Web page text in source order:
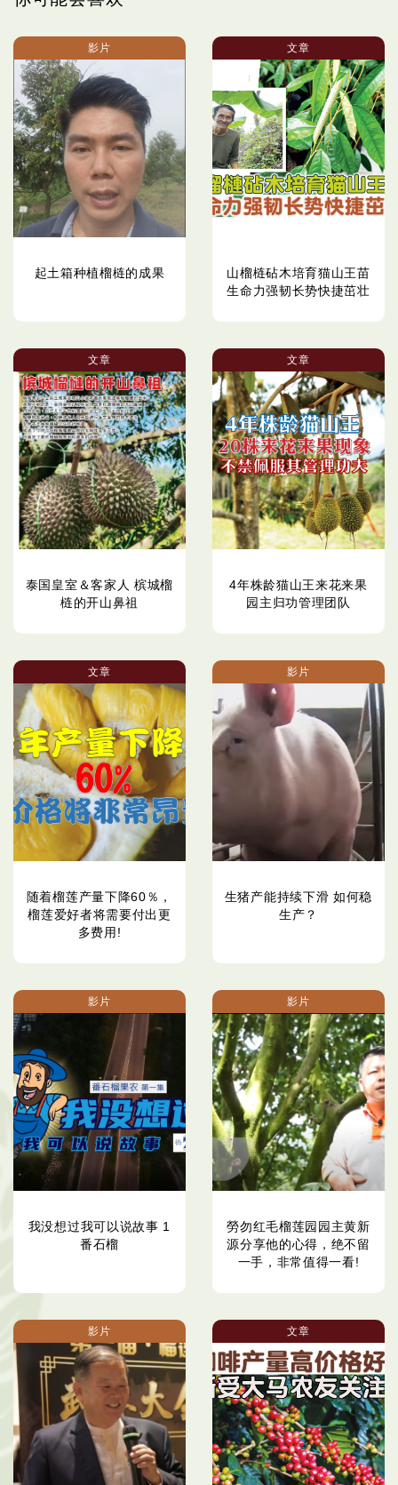
影片
起土箱种植榴梿的成果
文章
山榴梿砧木培育猫山王苗
生命力强韧长势快捷茁壮
文章
泰国皇室＆客家人 槟城榴
梿的开山鼻祖
文章
4年株龄猫山王来花来果
园主归功管理团队
文章
随着榴莲产量下降60％，
榴莲爱好者将需要付出更
多费用!
影片
生猪产能持续下滑 如何稳
生产？
影片
我没想过我可以说故事 1
番石榴
影片
勞勿红毛榴莲园园主黄新
源分享他的心得，绝不留
一手，非常值得一看!
影片 文章